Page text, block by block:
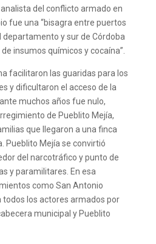
del conflicto armado en
fue una “bisagra entre puertos
departamento y sur de Córdoba
insumos químicos y cocaína”.
facilitaron las guaridas para los
y dificultaron el acceso de la
muchos años fue nulo,
de Pueblito Mejía,
que llegaron a una finca
Pueblito Mejía se convirtió
del narcotráfico y punto de
y paramilitares. En esa
como San Antonio
todos los actores armados por
municipal y Pueblito